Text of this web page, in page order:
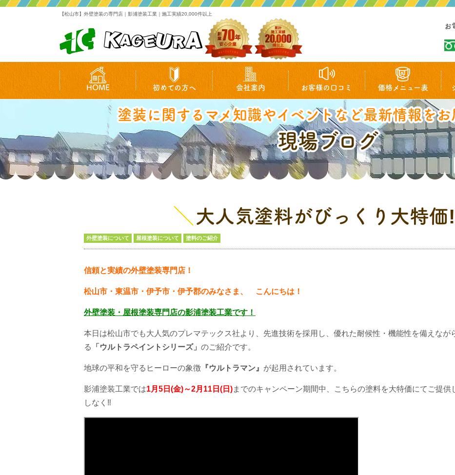
【松山市】外壁塗装の専門店｜影浦塗装工業｜施工実績20,000件以上
お
HOME 初めての方へ 会社案内 お客様の口コミ 価格メニュー表
塗装に関するマメ知識やイベントなど最新情報をお
現場ブログ
大人気塗料がびっくり大特価
外壁塗装について 屋根塗装について 塗料のご紹介
信頼と実績の外壁塗装専門店！
松山市・東温市・伊予市・伊予郡のみなさま、 こんにちは！
外壁塗装・屋根塗装専門店の影浦塗装工業です！
本日は松山市でも大人気のプレマテックス社より、 先進技術を採用し、優れた耐候性・機能性を備えなが
る
「ウルトラペイントシリーズ」 のご紹介です。
地球の平和を守るヒーローの象徴 『ウルトラマン』 が起用されています。
影浦塗装工業では1月5日(金)～2月11日(日)までのキャンペーン期間中、こちらの塗料を大特価にてご提
しなく‼